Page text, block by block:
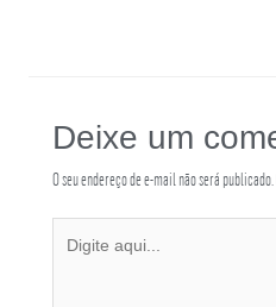
Deixe um
O seu endereço de e-mail não será publicado.